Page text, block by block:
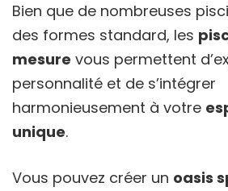
Bien que de nombreuses
des formes standard, les
mesure vous permettent
personnalité et de s’intégrer
harmonieusement à votre
unique.
Vous pouvez créer un oasis